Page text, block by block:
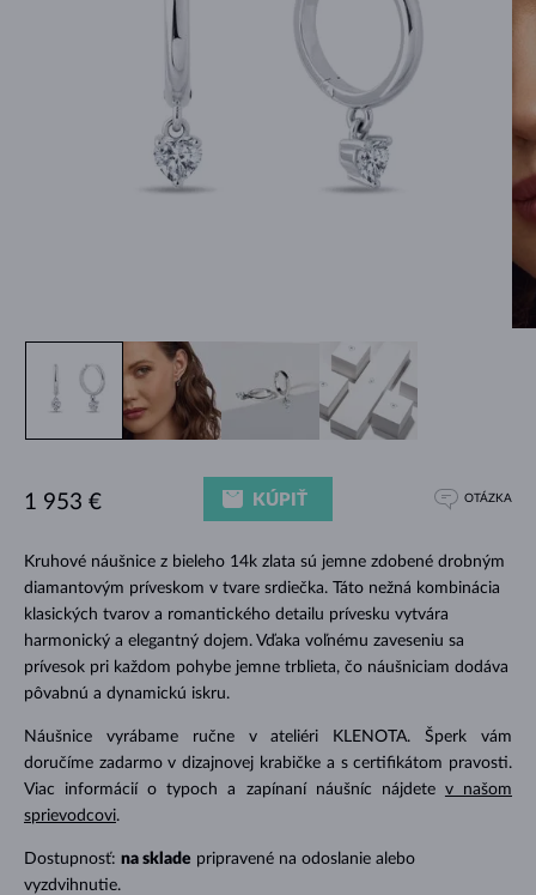
Kruhové náušnice z bieleho 14k zlata sú jemne zdobené drobným
diamantovým príveskom v tvare srdiečka. Táto nežná kombinácia
klasických tvarov a romantického detailu prívesku vytvára
harmonický a elegantný dojem. Vďaka voľnému zaveseniu sa
prívesok pri každom pohybe jemne trblieta, čo náušniciam dodáva
pôvabnú a dynamickú iskru.
Náušnice vyrábame ručne v ateliéri KLENOTA. Šperk vám
doručíme zadarmo v dizajnovej krabičke a s certifikátom pravosti.
Viac informácií o typoch a zapínaní náušníc nájdete v našom
sprievodcovi.
Dostupnosť: na sklade pripravené na odoslanie alebo
vyzdvihnutie.
1 953 € KÚPIŤ OTÁZKA